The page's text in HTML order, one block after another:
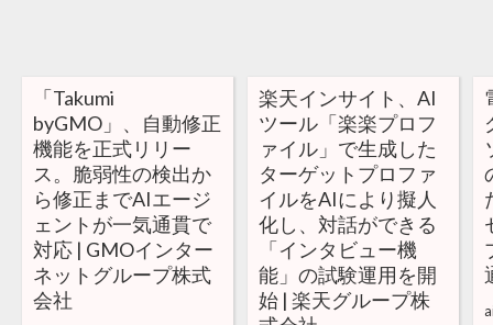
「Takumi
byGMO」、自動修正
機能を正式リリー
ス。脆弱性の検出か
ら修正までAIエージ
ェントが一気通貫で
対応 | GMOインター
ネットグループ株式
会社
楽天インサイト、AI
ツール「楽楽プロフ
ァイル」で生成した
ターゲットプロファ
イルをAIにより擬人
化し、対話ができる
「インタビュー機
能」の試験運用を開
始 | 楽天グループ株